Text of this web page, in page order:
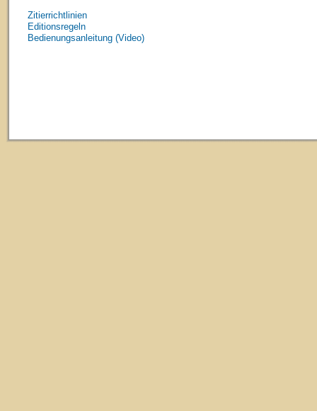
Zitierrichtlinien
Editionsregeln
Bedienungsanleitung (Video)